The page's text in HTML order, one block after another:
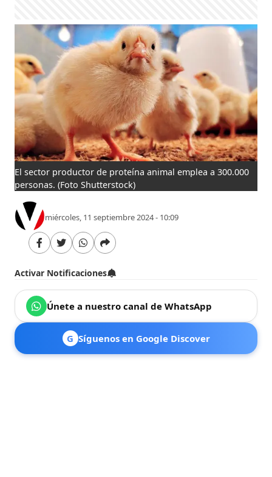
El sector productor de proteína animal emplea a 300.000
personas. (Foto Shutterstock)
miércoles, 11 septiembre 2024 - 10:09
Activar Notificaciones
Únete a nuestro canal de WhatsApp
G Síguenos en Google Discover